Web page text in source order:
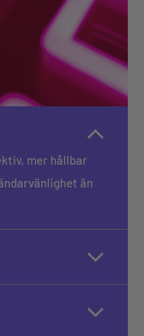
mer hållbar
än